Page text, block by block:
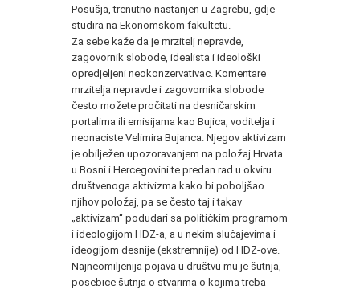
Posušja, trenutno nastanjen u Zagrebu, gdje
studira na Ekonomskom fakultetu.
Za sebe kaže da je mrzitelj nepravde,
zagovornik slobode, idealista i ideološki
opredjeljeni neokonzervativac. Komentare
mrzitelja nepravde i zagovornika slobode
često možete pročitati na desničarskim
portalima ili emisijama kao Bujica, voditelja i
neonaciste Velimira Bujanca. Njegov aktivizam
je obilježen upozoravanjem na položaj Hrvata
u Bosni i Hercegovini te predan rad u okviru
društvenoga aktivizma kako bi poboljšao
njihov položaj, pa se često taj i takav
„aktivizam“ podudari sa političkim programom
i ideologijom HDZ-a, a u nekim slučajevima i
ideogijom desnije (ekstremnije) od HDZ-ove.
Najneomiljenija pojava u društvu mu je šutnja,
posebice šutnja o stvarima o kojima treba